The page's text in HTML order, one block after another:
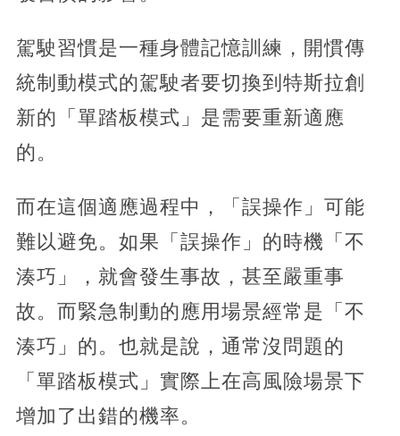
駕駛習慣是一種身體記憶訓練，開慣傳
統制動模式的駕駛者要切換到特斯拉創
新的「單踏板模式」是需要重新適應
的。
而在這個適應過程中，「誤操作」可能
難以避免。如果「誤操作」的時機「不
湊巧」，就會發生事故，甚至嚴重事
故。而緊急制動的應用場景經常是「不
湊巧」的。也就是說，通常沒問題的
「單踏板模式」實際上在高風險場景下
增加了出錯的機率。